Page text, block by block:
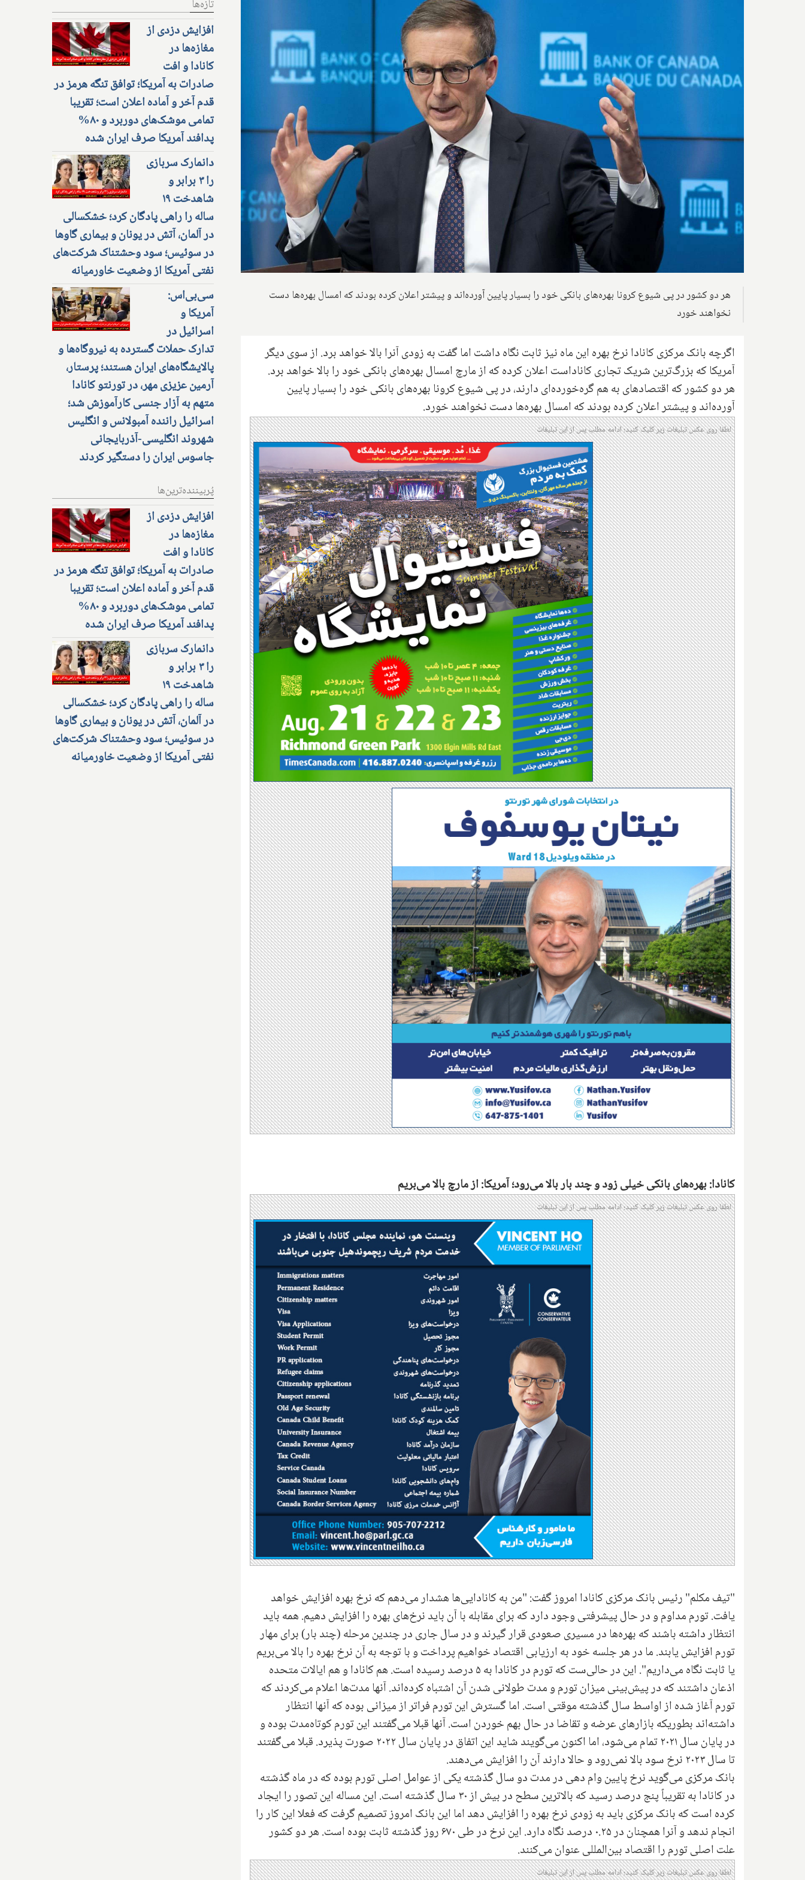
هر دو کشور در پی شیوع کرونا بهره‌های بانکی خود را بسیار پایین آورده‌اند و پیشتر اعلان کرده بودند که امسال بهره‌ها دست
نخواهند خورد
اگرچه بانک مرکزی کانادا نرخ بهره این ماه نیز ثابت نگاه داشت اما گفت به زودی آنرا بالا خواهد برد. از سوی دیگر
آمریکا که بزرگ‌ترین شریک تجاری کاناداست اعلان کرده که از مارچ امسال بهره‌های بانکی خود را بالا خواهد برد.
هر دو کشور که اقتصادهای به هم گره‌خورده‌ای دارند، در پی شیوع کرونا بهره‌های بانکی خود را بسیار پایین
آورده‌اند و پیشتر اعلان کرده بودند که امسال بهره‌ها دست نخواهند خورد.
لطفا روی عکس تبلیغات زیر کلیک کنید؛ ادامه مطلب پس از این تبلیغات
کانادا: بهره‌های بانکی خیلی زود و چند بار بالا می‌رود؛ آمریکا: از مارچ بالا می‌بریم
لطفا روی عکس تبلیغات زیر کلیک کنید؛ ادامه مطلب پس از این تبلیغات
"تیف مکلم" رئیس بانک مرکزی کانادا امروز گفت: "من به کانادایی‌ها هشدار می‌دهم که نرخ بهره افزایش‌ خواهد
یافت. تورم مداوم و در حال پیشرفتی وجود دارد که برای مقابله با آن باید نرخ‌های بهره را افزایش دهیم. همه باید
انتظار داشته باشند که بهره‌ها در مسیری صعودی قرار گیرند و در سال جاری در چندین مرحله (چند بار) برای مهار
تورم‌ افزایش یابند. ما در هر جلسه خود به ارزیابی اقتصاد خواهیم پرداخت و با توجه به آن نرخ بهره را بالا می‌بریم
یا ثابت نگاه می‌داریم". این در حالی‌ست که تورم در کانادا به ۵ درصد رسیده است. هم کانادا و هم ایالات متحده
اذعان داشتند که در پیش‌بینی میزان تورم و مدت طولانی شدن آن اشتباه کرده‌اند. آنها مدت‌ها اعلام‌ می‌کردند که
تورم آغاز شده از اواسط سال گذشته موقتی است. اما گسترش این تورم فراتر از‌ میزانی بوده که آنها انتظار
داشته‌اند بطوریکه بازارهای عرضه و تقاضا در حال بهم خوردن است.‌ آنها قبلا می‌گفتند این تورم کوتاه‌مدت بوده و
در پایان سال ۲۰۲۱ تمام می‌شود، اما اکنون می‌گویند شاید این اتفاق در پایان سال ۲۰۲۲ صورت پذیرد. قبلا می‌گفتند
تا سال ۲۰۲۳ نرخ سود بالا نمی‌رود و حالا دارند آن را افزایش می‌دهند.
بانک مرکزی می‌گوید نرخ پایین وام دهی در مدت دو سال گذشته یکی از عوامل اصلی تورم بوده که در ماه گذشته
در کانادا به تقریباً پنج درصد رسید که بالاترین سطح در بیش از ۳۰ سال گذشته است. این مساله این تصور را ایجاد
کرده است که بانک مرکزی باید به زودی نرخ بهره را افزایش دهد اما این بانک امروز تصمیم گرفت که فعلا این کار را
انجام ندهد و آنرا همچنان در ۰.۲۵ درصد نگاه دارد. این نرخ در طی ۶۷۰ روز گذشته ثابت بوده است. هر دو کشور
علت اصلی تورم را اقتصاد بین‌المللی عنوان می‌کنند.
لطفا روی عکس تبلیغات زیر کلیک کنید؛ ادامه مطلب پس از این تبلیغات
تازه‌ها
افزایش دزدی از
مغازه‌ها در
کانادا و افت
صادرات به آمریکا؛ توافق تنگه هرمز در
قدم آخر و آماده اعلان است؛ تقریبا
تمامی موشک‌های دوربرد و ۸۰%
پدافند آمریکا صرف ایران شده
دانمارک سربازی
را ۳ برابر و
شاهدخت ۱۹
ساله را راهی پادگان کرد؛ خشکسالی
در آلمان، آتش در یونان و بیماری گاوها
در سوئیس؛ سود وحشتناک شرکت‌های
نفتی آمریکا از وضعیت خاورمیانه
سی‌بی‌اس:
آمریکا و
اسرائیل در
تدارک حملات گسترده به نیروگاه‌ها و
پالایشگاه‌های ایران هستند؛ پرستار،
آرمین عزیزی مهر، در تورنتو کانادا
متهم به آزار جنسی کارآموزش شد؛
اسرائیل راننده آمبولانس و انگلیس
شهروند انگلیسی-آذربایجانی
جاسوس ایران را دستگیر کردند
پُربیننده‌ترین‌ها
افزایش دزدی از
مغازه‌ها در
کانادا و افت
صادرات به آمریکا؛ توافق تنگه هرمز در
قدم آخر و آماده اعلان است؛ تقریبا
تمامی موشک‌های دوربرد و ۸۰%
پدافند آمریکا صرف ایران شده
دانمارک سربازی
را ۳ برابر و
شاهدخت ۱۹
ساله را راهی پادگان کرد؛ خشکسالی
در آلمان، آتش در یونان و بیماری گاوها
در سوئیس؛ سود وحشتناک شرکت‌های
نفتی آمریکا از وضعیت خاورمیانه